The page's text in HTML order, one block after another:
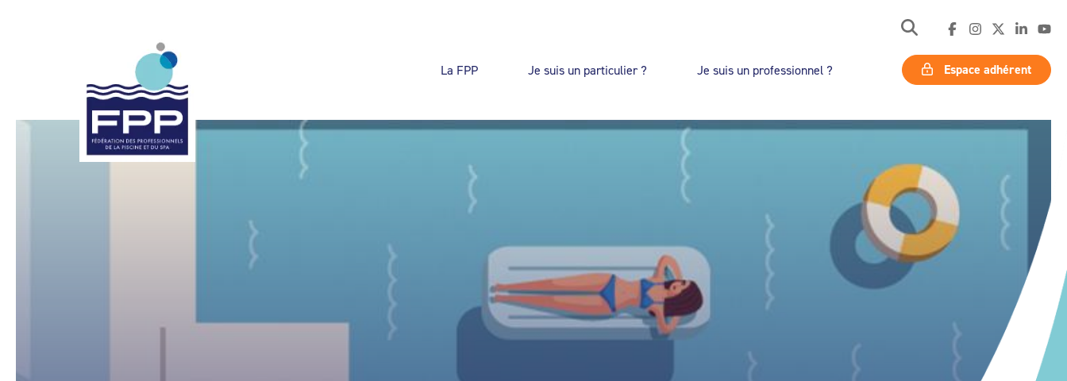
La FPP Je suis un particulier ? Je suis un professionnel ? Espace adhérent